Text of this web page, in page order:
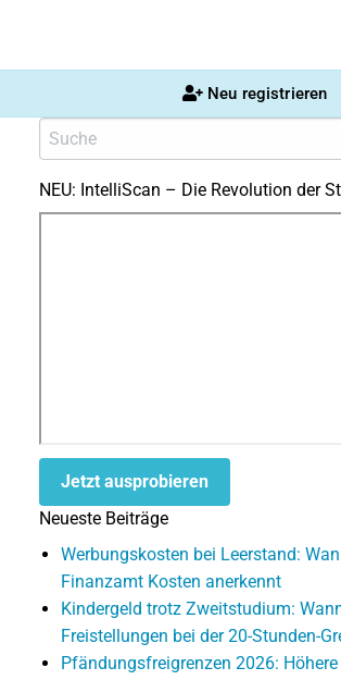
Neu registrieren
NEU: IntelliScan – Die Revolution der
Jetzt ausprobieren
Neueste Beiträge
Werbungskosten bei Leerstand:
Finanzamt Kosten anerkennt
Kindergeld trotz Zweitstudium:
Freistellungen bei der 20-Stunden-
Pfändungsfreigrenzen 2026: